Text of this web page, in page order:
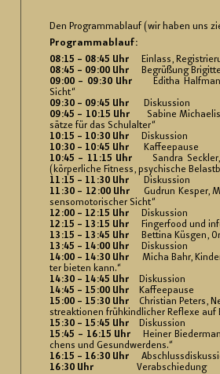
Den Pro­gramm­ab­lauf (wir haben uns
Pro­gramm­ab­lauf:
08:15 – 08:45 Uhr Ein­lass,
08:45 – 09:00 Uhr Be­grü­ßung
09:00 – 09:30 UhrEdi­tha
Sicht“
09:30 – 09:45 Uhr Dis­kus­si­on
09:45 – 10:15 Uhr Sa­bi­ne Mi­chae­lis,
sät­ze für das Schul­al­ter“
10:15 – 10:30 Uhr Dis­kus­si­on
10:30 – 10:45 Uhr Kaf­fee­pau­se
10:45 – 11:15 Uhr San­dra Se­ck­ler,
(kör­per­li­che Fit­ness, psy­chi­sche
11:15 – 11:30 Uhr Dis­kus­si­on
11:30 – 12:00 Uhr Gud­run Ke­sper,
sen­so­mo­to­ri­scher Sicht“
12:00 – 12:15 Uhr Dis­kus­si­on
12:15 – 13:15 Uhr Fin­ger­food und
13:15 – 13:45 Uhr Bet­ti­na Küs­gen,
13:45 – 14:00 Uhr Dis­kus­si­on
14:00 – 14:30 Uhr Micha Bahr,
ter bie­ten kann.“
14:30 – 14:45 Uhr Dis­kus­si­on
14:45 – 15:00 Uhr Kaf­fee­pau­se
15:00 – 15:30 Uhr Chris­ti­an Pe­ters,
stre­ak­tio­nen früh­kind­li­cher Re­fle­xe auf
15:30 – 15:45 Uhr Dis­kus­si­on
15:45 – 16:15 Uhr
Hei­ner
chens und Ge­sund­wer­dens.“
16:15 – 16:30 Uhr
16:30 Uhr Ver­ab­schie­dung